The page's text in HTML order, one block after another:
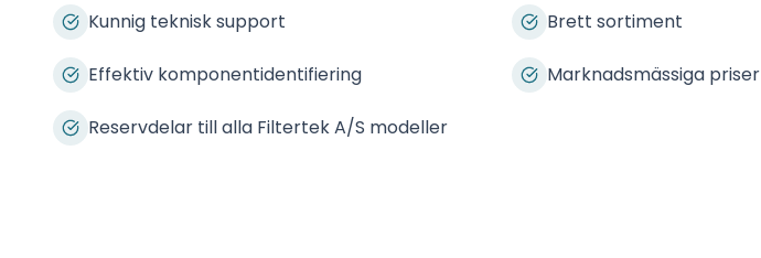
Kunnig teknisk support Brett sortiment
Effektiv komponentidentifiering Marknadsmässiga priser
Reservdelar till alla Filtertek A/S modeller